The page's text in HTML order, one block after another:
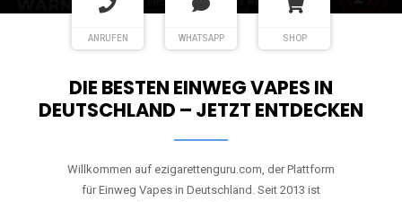
DIE BESTEN EINWEG VAPES IN
Willkommen auf ezigarettenguru.com, der Plattform